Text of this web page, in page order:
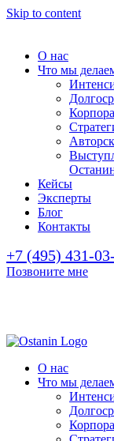
Skip to content
О нас
Что мы
Кейсы
Эксперты
Блог
Контакты
+7 (495) 431-
Позвоните мне
О нас
Что мы